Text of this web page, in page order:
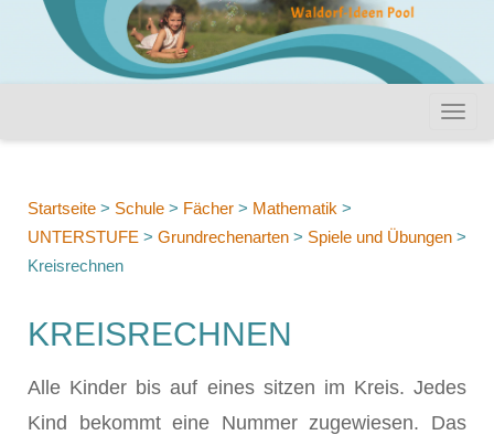
Startseite > Schule > Fächer > Mathematik >
UNTERSTUFE > Grundrechenarten > Spiele und Übungen >
Kreisrechnen
KREISRECHNEN
Alle Kinder bis auf eines sitzen im Kreis. Jedes
Kind bekommt eine Nummer zugewiesen. Das